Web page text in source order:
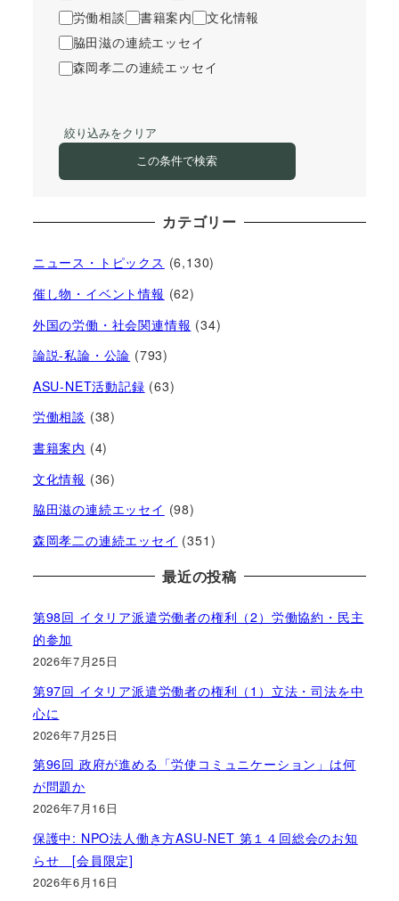
労働相談
書籍案内
文化情報
脇田滋の連続エッセイ
森岡孝二の連続エッセイ
絞り込みをクリア
この条件で検索
カテゴリー
ニュース・トピックス (6,130)
催し物・イベント情報 (62)
外国の労働・社会関連情報 (34)
論説-私論・公論 (793)
ASU-NET活動記録 (63)
労働相談 (38)
書籍案内 (4)
文化情報 (36)
脇田滋の連続エッセイ (98)
森岡孝二の連続エッセイ (351)
最近の投稿
第98回 イタリア派遣労働者の権利（2）労働協約・民主
的参加
2026年7月25日
第97回 イタリア派遣労働者の権利（1）立法・司法を中
心に
2026年7月25日
第96回 政府が進める「労使コミュニケーション」は何
が問題か
2026年7月16日
保護中: NPO法人働き方ASU-NET 第１４回総会のお知
らせ [会員限定]
2026年6月16日